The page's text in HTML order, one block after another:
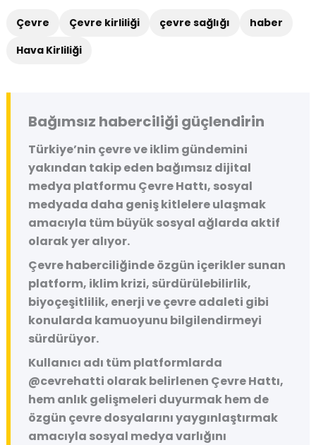
Çevre Çevre kirliliği çevre sağlığı
haber
Hava Kirliliği
Bağımsız haberciliği güçlendirin
Türkiye’nin çevre ve iklim gündemini
yakından takip eden bağımsız dijital
medya platformu Çevre Hattı, sosyal
medyada daha geniş kitlelere ulaşmak
amacıyla tüm büyük sosyal ağlarda aktif
olarak yer alıyor.
Çevre haberciliğinde özgün içerikler sunan
platform, iklim krizi, sürdürülebilirlik,
biyoçeşitlilik, enerji ve çevre adaleti gibi
konularda kamuoyunu bilgilendirmeyi
sürdürüyor.
Kullanıcı adı tüm platformlarda
@cevrehatti olarak belirlenen Çevre Hattı,
hem anlık gelişmeleri duyurmak hem de
özgün çevre dosyalarını yaygınlaştırmak
amacıyla sosyal medya varlığını